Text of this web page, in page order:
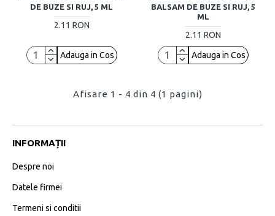
DE BUZE SI RUJ, 5 ML
2.11 RON
Adauga in Cos
BALSAM DE BUZE SI RUJ, 5
ML
2.11 RON
Adauga in Cos
Afisare 1 - 4 din 4 (1 pagini)
INFORMAȚII
Despre noi
Datele firmei
Termeni si conditii